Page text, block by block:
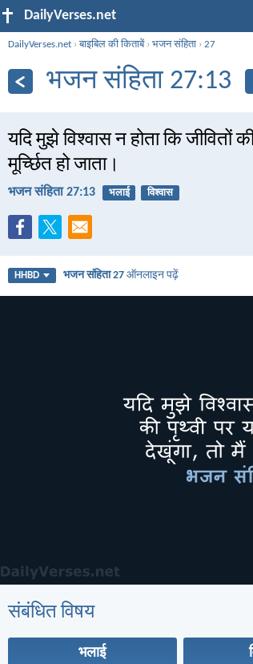
DailyVerses.net
DailyVerses.net ›बाइबिल की किताबें›भजन संहिता ›27
भजन संहिता 27:13
यदि मुझे विश्वास न होता कि जीवितों
मूर्च्छित हो जाता।
भजन संहिता 27:13 भलाई विश्वास
HHBD भजन संहिता 27 ऑनलाइन पढ़ें
संबंधित विषय
भलाई